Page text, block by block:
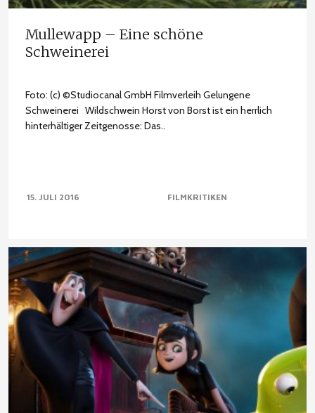
Mullewapp – Eine schöne
Schweinerei
Foto: (c) ©Studiocanal GmbH Filmverleih Gelungene
Schweinerei Wildschwein Horst von Borst ist ein herrlich
hinterhältiger Zeitgenosse: Das..
15. JULI 2016 FILMKRITIKEN